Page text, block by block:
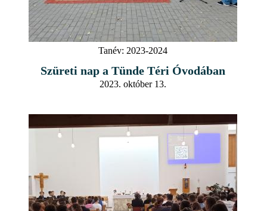
Tanév: 2023-2024
Szüreti nap a Tünde Téri Óvodában
2023. október 13.